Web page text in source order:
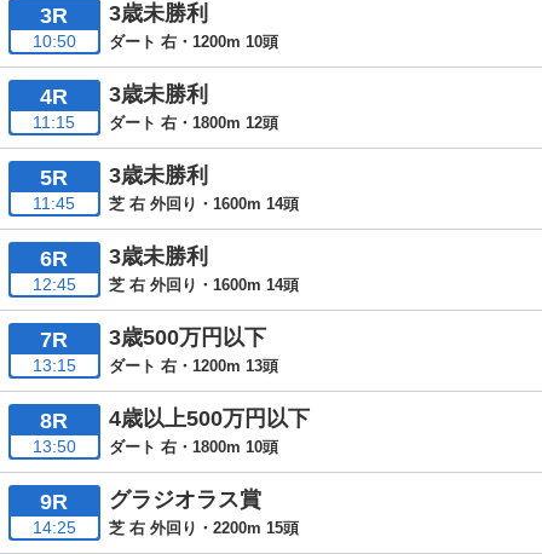
3R
10:50
3歳未勝利
ダート 右・1200m 10頭
4R
11:15
3歳未勝利
ダート 右・1800m 12頭
5R
11:45
3歳未勝利
芝 右 外回り・1600m 14頭
6R
12:45
3歳未勝利
芝 右 外回り・1600m 14頭
7R
13:15
3歳500万円以下
ダート 右・1200m 13頭
8R
13:50
4歳以上500万円以下
ダート 右・1800m 10頭
9R
14:25
グラジオラス賞
芝 右 外回り・2200m 15頭